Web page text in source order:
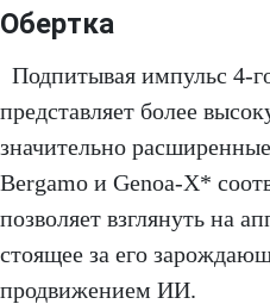
Обертка
Подпитывая импульс 4-
представляет более
значительно
Bergamo и Genoa-X*
позволяет взглянуть на
стоящее за его
продвижением ИИ.